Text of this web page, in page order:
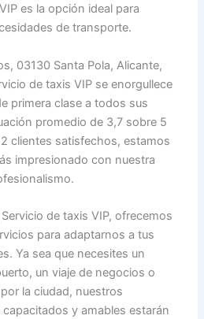
es la opción ideal para
de transporte.
03130 Santa Pola, Alicante,
de taxis VIP se enorgullece
primera clase a todos sus
promedio de 3,7 sobre 5
clientes satisfechos, estamos
impresionado con nuestra
de taxis VIP, ofrecemos
para adaptarnos a tus
Ya sea que necesites un
un viaje de negocios o
la ciudad, nuestros
y amables estarán